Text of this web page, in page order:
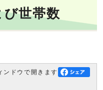
び世帯数
ンドウで開きます